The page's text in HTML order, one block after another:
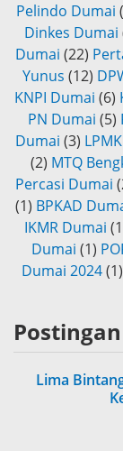
Pelindo Dumai
Dinkes Dumai
Dumai (22)
Yunus (12)
KNPI Dumai (6)
PN Dumai (5)
Dumai (3)
(2) MTQ
Percasi Dumai
(1) BPKAD
IKMR Dumai
Dumai (1)
Dumai 2024(1)
Lima